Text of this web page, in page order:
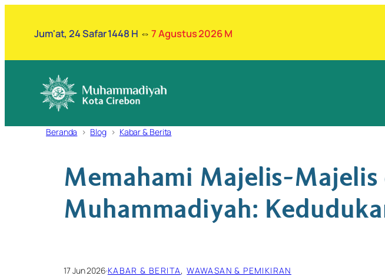
Jum'at, 24 Safar 1448 H ⇔7 Agustus 2026 M
Beranda Blog Kabar & Berita
Memahami Majelis-Majelis
Muhammadiyah:
17 Jun 2026·KABAR & BERITA, WAWASAN & PEMIKIRAN